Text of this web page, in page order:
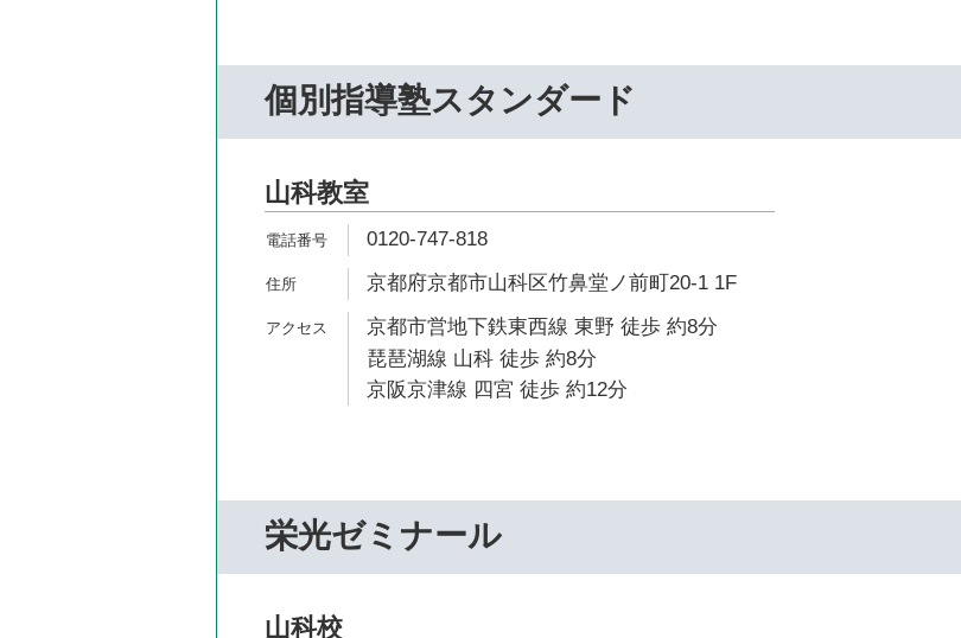
個別指導塾スタンダード
山科教室
0120-747-818
京都府京都市山科区竹鼻堂ノ前町20-1 1F
京都市営地下鉄東西線 東野 徒歩 約8分
琵琶湖線 山科 徒歩 約8分
京阪京津線 四宮 徒歩 約12分
栄光ゼミナール
山科校